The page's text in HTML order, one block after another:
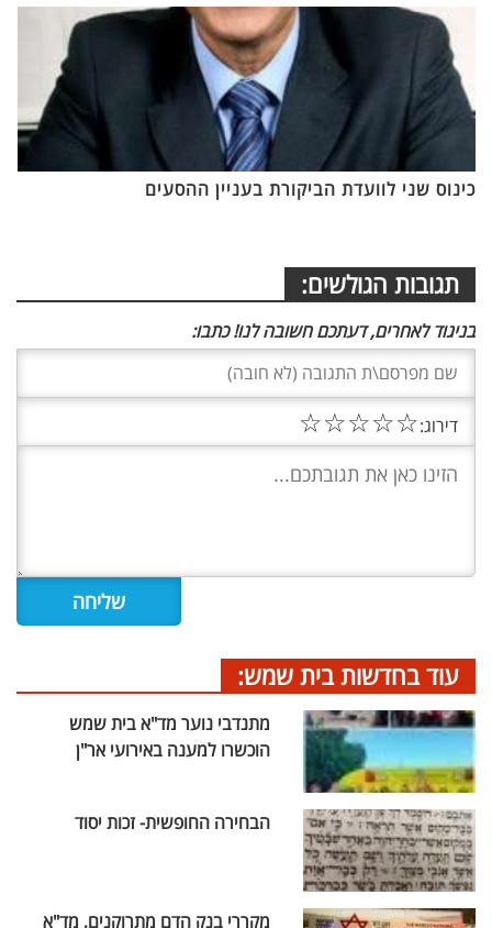
כינוס שני לוועדת הביקורת בעניין ההסעים
תגובות הגולשים:
בניגוד לאחרים, דעתכם חשובה לנו! כתבו:
דירוג:☆
☆
☆
☆
☆
עוד בחדשות בית שמש:
מתנדבי נוער מד"א בית שמש
הוכשרו למענה באירועי אר"ן
הבחירה החופשית- זכות יסוד
מקררי בנק הדם מתרוקנים, מד"א